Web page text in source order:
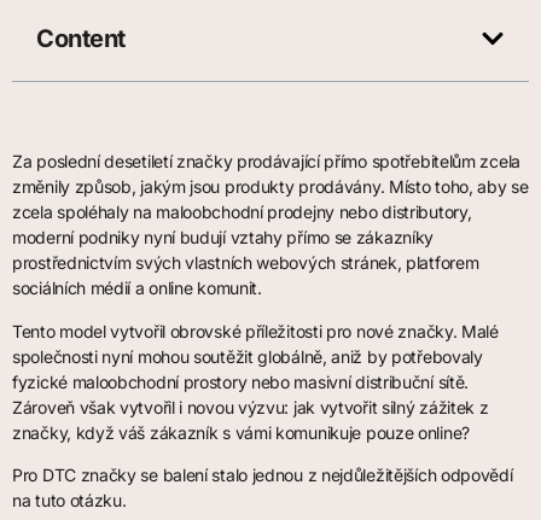
Content
Za poslední desetiletí značky prodávající přímo spotřebitelům zcela
změnily způsob, jakým jsou produkty prodávány. Místo toho, aby se
zcela spoléhaly na maloobchodní prodejny nebo distributory,
moderní podniky nyní budují vztahy přímo se zákazníky
prostřednictvím svých vlastních webových stránek, platforem
sociálních médií a online komunit.
Tento model vytvořil obrovské příležitosti pro nové značky. Malé
společnosti nyní mohou soutěžit globálně, aniž by potřebovaly
fyzické maloobchodní prostory nebo masivní distribuční sítě.
Zároveň však vytvořil i novou výzvu: jak vytvořit silný zážitek z
značky, když váš zákazník s vámi komunikuje pouze online?
Pro DTC značky se balení stalo jednou z nejdůležitějších odpovědí
na tuto otázku.